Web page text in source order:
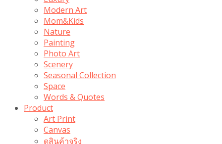
Modern Art
Mom&Kids
Nature
Painting
Photo Art
Scenery
Seasonal Collection
Space
Words & Quotes
Product
Art Print
Canvas
ดูสินค้าจริง